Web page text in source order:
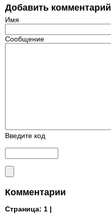
Добавить комментарий
Имя
Сообщение
Введите код
Комментарии
Страница: 1 |